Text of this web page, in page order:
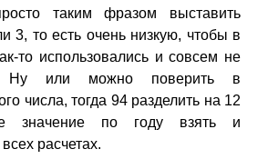
таким фразом выставить
3, то есть очень низкую, чтобы в
то использовались и совсем не
Ну или можно поверить в
числа, тогда 94 разделить на 12
значение по году взять и
расчетах.